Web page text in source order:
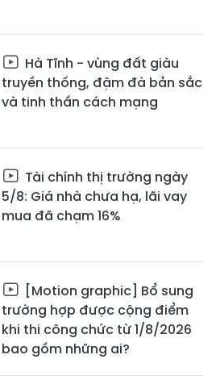
Hà Tĩnh - vùng đất giàu
truyền thống, đậm đà bản sắc
và tinh thần cách mạng
Tài chính thị trường ngày
5/8: Giá nhà chưa hạ, lãi vay
mua đã chạm 16%
[Motion graphic] Bổ sung
trường hợp được cộng điểm
khi thi công chức từ 1/8/2026
bao gồm những ai?